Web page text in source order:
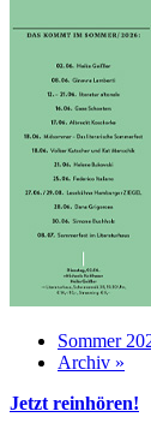
Sommer
Archiv »
Jetzt reinhören!